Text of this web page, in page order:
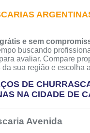
e sem
buscando
avaliar. Compare
sua região e escolha
DE
NA CIDADE DE
Avenida